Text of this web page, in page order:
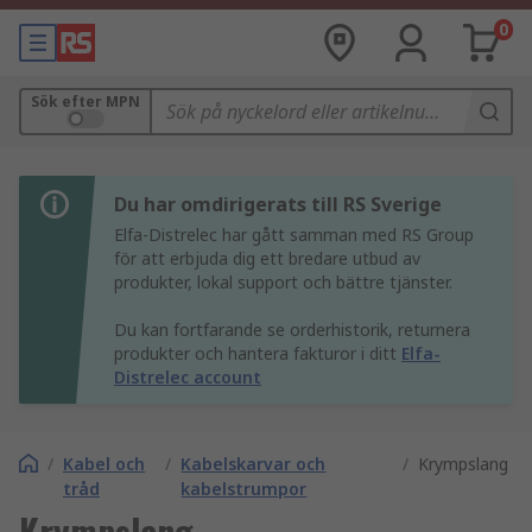
0
Sök efter MPN
Du har omdirigerats till RS Sverige
Elfa-Distrelec har gått samman med RS Group
för att erbjuda dig ett bredare utbud av
produkter, lokal support och bättre tjänster.
Du kan fortfarande se orderhistorik, returnera
produkter och hantera fakturor i ditt Elfa-
Distrelec account
/ Kabel och
tråd
/ Kabelskarvar och
kabelstrumpor
/ Krympslang